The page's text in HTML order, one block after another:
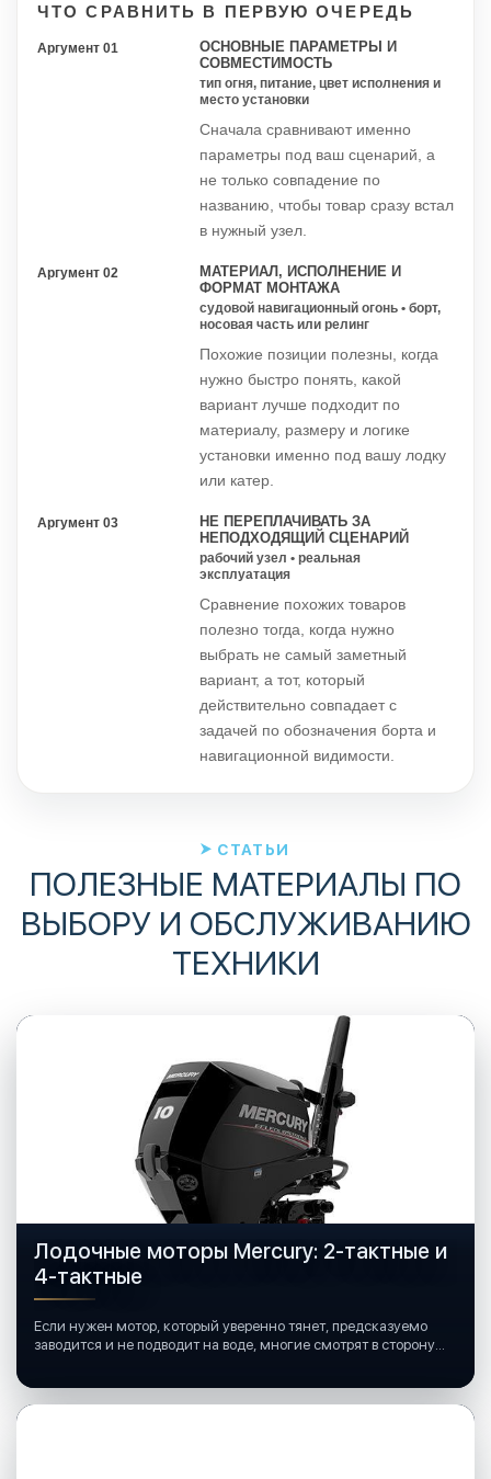
ЧТО СРАВНИТЬ В ПЕРВУЮ ОЧЕРЕДЬ
Аргумент 01
ОСНОВНЫЕ ПАРАМЕТРЫ И
СОВМЕСТИМОСТЬ
тип огня, питание, цвет исполнения и
место установки
Сначала сравнивают именно
параметры под ваш сценарий, а
не только совпадение по
названию, чтобы товар сразу встал
в нужный узел.
Аргумент 02
МАТЕРИАЛ, ИСПОЛНЕНИЕ И
ФОРМАТ МОНТАЖА
судовой навигационный огонь • борт,
носовая часть или релинг
Похожие позиции полезны, когда
нужно быстро понять, какой
вариант лучше подходит по
материалу, размеру и логике
установки именно под вашу лодку
или катер.
Аргумент 03
НЕ ПЕРЕПЛАЧИВАТЬ ЗА
НЕПОДХОДЯЩИЙ СЦЕНАРИЙ
рабочий узел • реальная
эксплуатация
Сравнение похожих товаров
полезно тогда, когда нужно
выбрать не самый заметный
вариант, а тот, который
действительно совпадает с
задачей по обозначения борта и
навигационной видимости.
СТАТЬИ
ПОЛЕЗНЫЕ МАТЕРИАЛЫ ПО
ВЫБОРУ И ОБСЛУЖИВАНИЮ
ТЕХНИКИ
Лодочные моторы Mercury: 2-тактные и
4-тактные
Если нужен мотор, который уверенно тянет, предсказуемо
заводится и не подводит на воде, многие смотрят в сторону